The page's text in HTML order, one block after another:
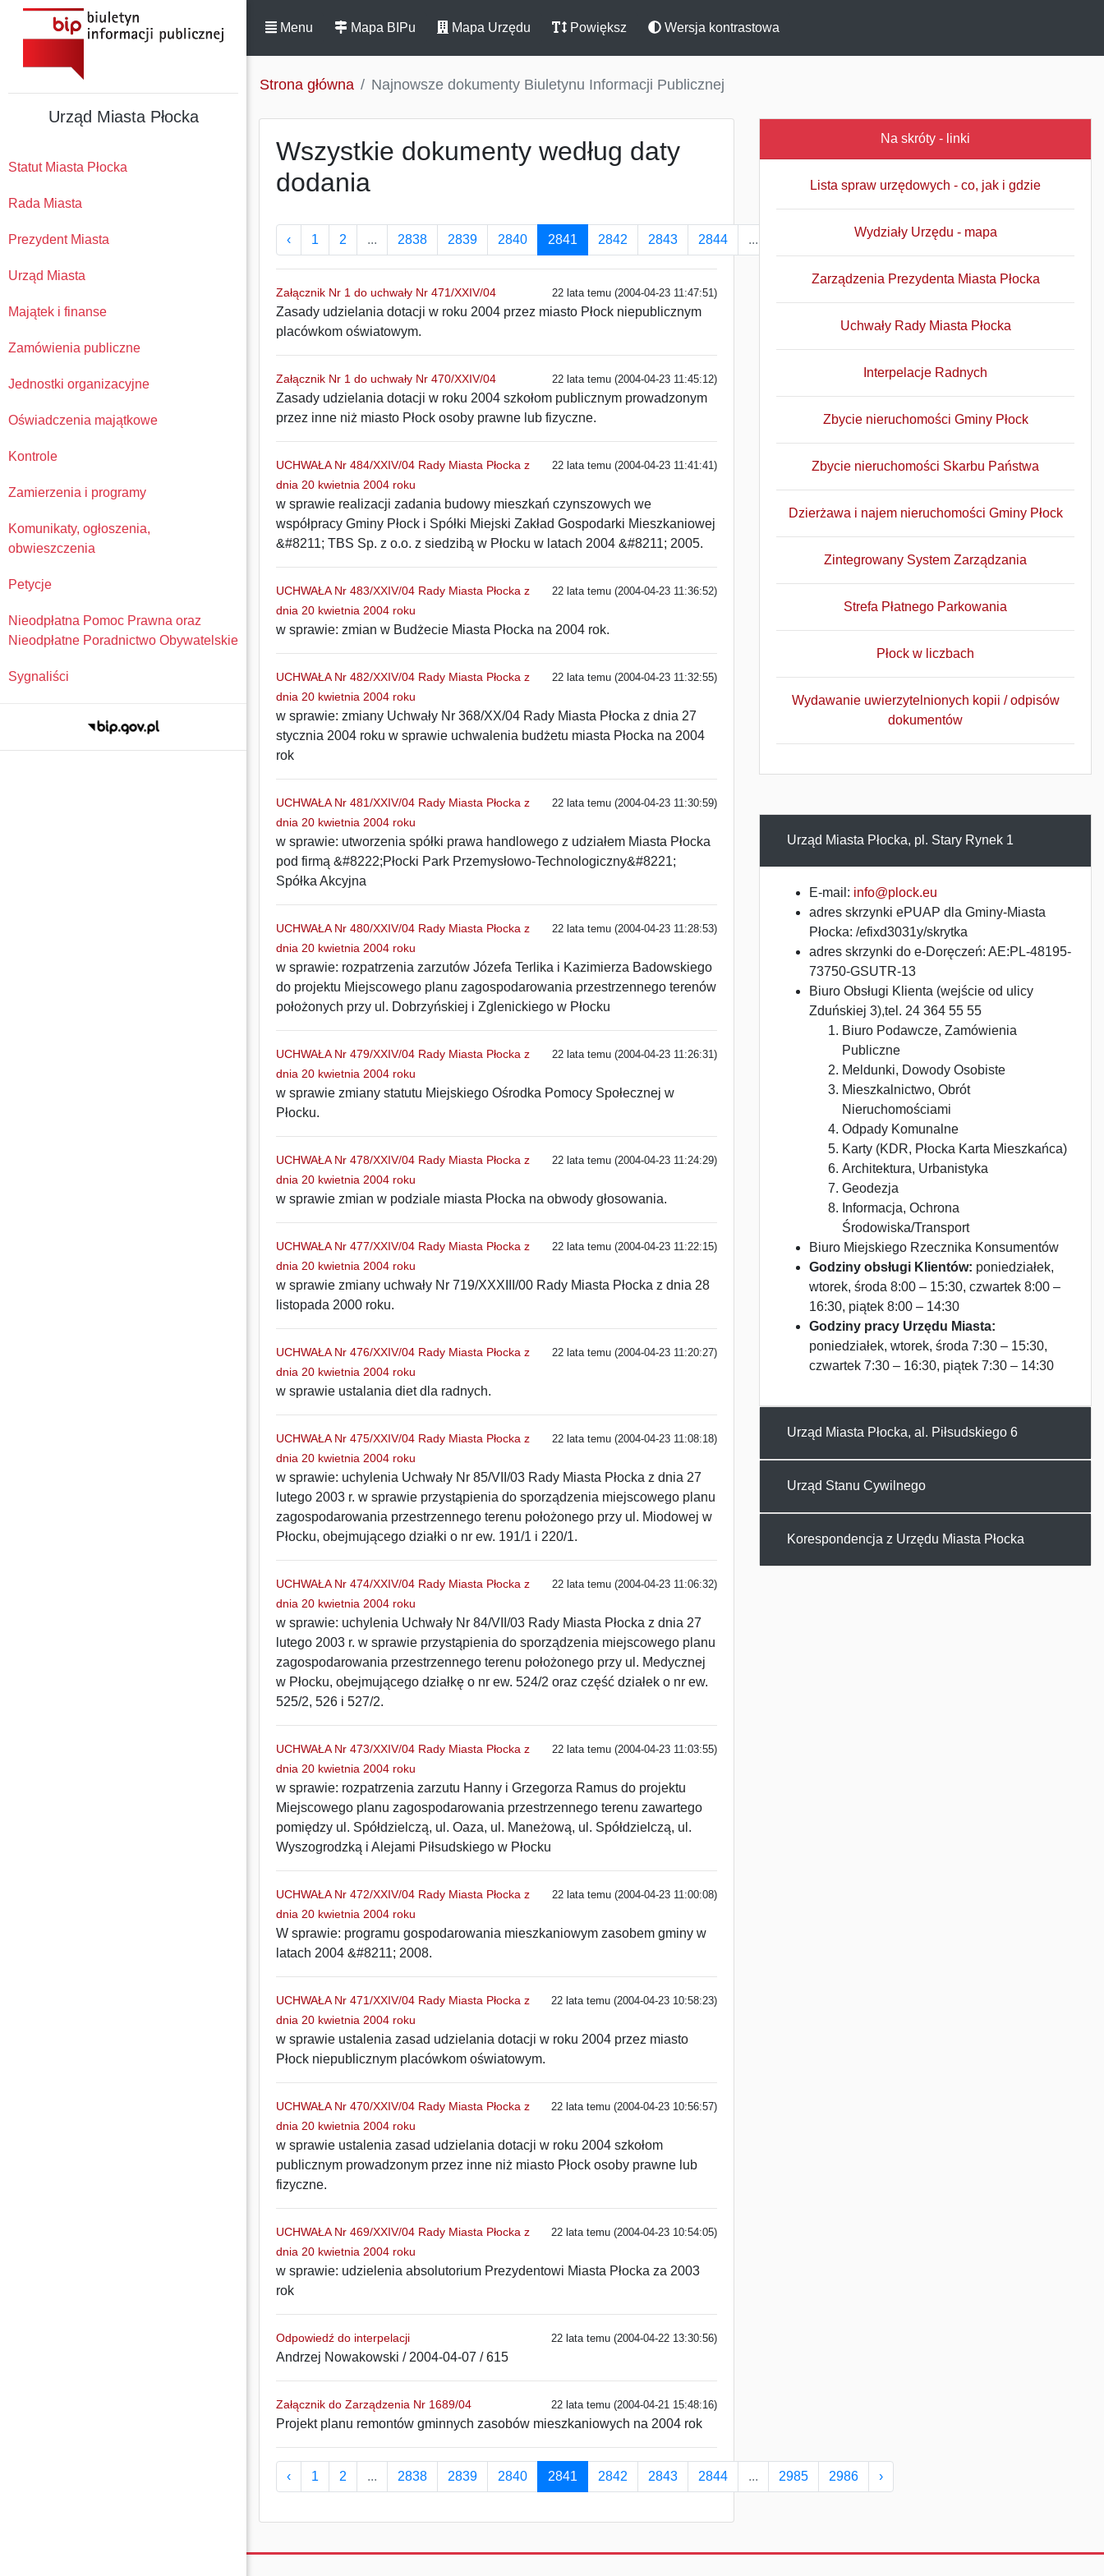
Urząd Miasta Płocka
Statut Miasta Płocka
Rada Miasta
Prezydent Miasta
Urząd Miasta
Majątek i finanse
Zamówienia publiczne
Jednostki organizacyjne
Oświadczenia majątkowe
Kontrole
Zamierzenia i programy
Komunikaty, ogłoszenia,
obwieszczenia
Petycje
Nieodpłatna Pomoc Prawna oraz
Nieodpłatne Poradnictwo Obywatelskie
Sygnaliści
Menu Mapa BIPu Mapa Urzędu Powiększ Wersja kontrastowa
Strona główna Najnowsze dokumenty Biuletynu Informacji Publicznej
Wszystkie dokumenty według daty
dodania
‹ 1 2 ... 2838 2839 2840 2841 2842 2843 2844 ... 2986 ›
22 lata temu (2004-04-23 11:47:51)
Załącznik Nr 1 do uchwały Nr 471/XXIV/04
Zasady udzielania dotacji w roku 2004 przez miasto Płock niepublicznym
placówkom oświatowym.
22 lata temu (2004-04-23 11:45:12)
Załącznik Nr 1 do uchwały Nr 470/XXIV/04
Zasady udzielania dotacji w roku 2004 szkołom publicznym prowadzonym
przez inne niż miasto Płock osoby prawne lub fizyczne.
22 lata temu (2004-04-23 11:41:41)
UCHWAŁA Nr 484/XXIV/04 Rady Miasta Płocka z
dnia 20 kwietnia 2004 roku
w sprawie realizacji zadania budowy mieszkań czynszowych we
współpracy Gminy Płock i Spółki Miejski Zakład Gospodarki Mieszkaniowej
&#8211; TBS Sp. z o.o. z siedzibą w Płocku w latach 2004 &#8211; 2005.
22 lata temu (2004-04-23 11:36:52)
UCHWAŁA Nr 483/XXIV/04 Rady Miasta Płocka z
dnia 20 kwietnia 2004 roku
w sprawie: zmian w Budżecie Miasta Płocka na 2004 rok.
22 lata temu (2004-04-23 11:32:55)
UCHWAŁA Nr 482/XXIV/04 Rady Miasta Płocka z
dnia 20 kwietnia 2004 roku
w sprawie: zmiany Uchwały Nr 368/XX/04 Rady Miasta Płocka z dnia 27
stycznia 2004 roku w sprawie uchwalenia budżetu miasta Płocka na 2004
rok
22 lata temu (2004-04-23 11:30:59)
UCHWAŁA Nr 481/XXIV/04 Rady Miasta Płocka z
dnia 20 kwietnia 2004 roku
w sprawie: utworzenia spółki prawa handlowego z udziałem Miasta Płocka
pod firmą &#8222;Płocki Park Przemysłowo-Technologiczny&#8221;
Spółka Akcyjna
22 lata temu (2004-04-23 11:28:53)
UCHWAŁA Nr 480/XXIV/04 Rady Miasta Płocka z
dnia 20 kwietnia 2004 roku
w sprawie: rozpatrzenia zarzutów Józefa Terlika i Kazimierza Badowskiego
do projektu Miejscowego planu zagospodarowania przestrzennego terenów
położonych przy ul. Dobrzyńskiej i Zglenickiego w Płocku
22 lata temu (2004-04-23 11:26:31)
UCHWAŁA Nr 479/XXIV/04 Rady Miasta Płocka z
dnia 20 kwietnia 2004 roku
w sprawie zmiany statutu Miejskiego Ośrodka Pomocy Społecznej w
Płocku.
22 lata temu (2004-04-23 11:24:29)
UCHWAŁA Nr 478/XXIV/04 Rady Miasta Płocka z
dnia 20 kwietnia 2004 roku
w sprawie zmian w podziale miasta Płocka na obwody głosowania.
22 lata temu (2004-04-23 11:22:15)
UCHWAŁA Nr 477/XXIV/04 Rady Miasta Płocka z
dnia 20 kwietnia 2004 roku
w sprawie zmiany uchwały Nr 719/XXXIII/00 Rady Miasta Płocka z dnia 28
listopada 2000 roku.
22 lata temu (2004-04-23 11:20:27)
UCHWAŁA Nr 476/XXIV/04 Rady Miasta Płocka z
dnia 20 kwietnia 2004 roku
w sprawie ustalania diet dla radnych.
22 lata temu (2004-04-23 11:08:18)
UCHWAŁA Nr 475/XXIV/04 Rady Miasta Płocka z
dnia 20 kwietnia 2004 roku
w sprawie: uchylenia Uchwały Nr 85/VII/03 Rady Miasta Płocka z dnia 27
lutego 2003 r. w sprawie przystąpienia do sporządzenia miejscowego planu
zagospodarowania przestrzennego terenu położonego przy ul. Miodowej w
Płocku, obejmującego działki o nr ew. 191/1 i 220/1.
22 lata temu (2004-04-23 11:06:32)
UCHWAŁA Nr 474/XXIV/04 Rady Miasta Płocka z
dnia 20 kwietnia 2004 roku
w sprawie: uchylenia Uchwały Nr 84/VII/03 Rady Miasta Płocka z dnia 27
lutego 2003 r. w sprawie przystąpienia do sporządzenia miejscowego planu
zagospodarowania przestrzennego terenu położonego przy ul. Medycznej
w Płocku, obejmującego działkę o nr ew. 524/2 oraz część działek o nr ew.
525/2, 526 i 527/2.
22 lata temu (2004-04-23 11:03:55)
UCHWAŁA Nr 473/XXIV/04 Rady Miasta Płocka z
dnia 20 kwietnia 2004 roku
w sprawie: rozpatrzenia zarzutu Hanny i Grzegorza Ramus do projektu
Miejscowego planu zagospodarowania przestrzennego terenu zawartego
pomiędzy ul. Spółdzielczą, ul. Oaza, ul. Maneżową, ul. Spółdzielczą, ul.
Wyszogrodzką i Alejami Piłsudskiego w Płocku
22 lata temu (2004-04-23 11:00:08)
UCHWAŁA Nr 472/XXIV/04 Rady Miasta Płocka z
dnia 20 kwietnia 2004 roku
W sprawie: programu gospodarowania mieszkaniowym zasobem gminy w
latach 2004 &#8211; 2008.
22 lata temu (2004-04-23 10:58:23)
UCHWAŁA Nr 471/XXIV/04 Rady Miasta Płocka z
dnia 20 kwietnia 2004 roku
w sprawie ustalenia zasad udzielania dotacji w roku 2004 przez miasto
Płock niepublicznym placówkom oświatowym.
22 lata temu (2004-04-23 10:56:57)
UCHWAŁA Nr 470/XXIV/04 Rady Miasta Płocka z
dnia 20 kwietnia 2004 roku
w sprawie ustalenia zasad udzielania dotacji w roku 2004 szkołom
publicznym prowadzonym przez inne niż miasto Płock osoby prawne lub
fizyczne.
22 lata temu (2004-04-23 10:54:05)
UCHWAŁA Nr 469/XXIV/04 Rady Miasta Płocka z
dnia 20 kwietnia 2004 roku
w sprawie: udzielenia absolutorium Prezydentowi Miasta Płocka za 2003
rok
22 lata temu (2004-04-22 13:30:56)
Odpowiedź do interpelacji
Andrzej Nowakowski / 2004-04-07 / 615
22 lata temu (2004-04-21 15:48:16)
Załącznik do Zarządzenia Nr 1689/04
Projekt planu remontów gminnych zasobów mieszkaniowych na 2004 rok
‹ 1 2 ... 2838 2839 2840 2841 2842 2843 2844 ... 2985 2986 ›
Na skróty - linki
Lista spraw urzędowych - co, jak i gdzie
Wydziały Urzędu - mapa
Zarządzenia Prezydenta Miasta Płocka
Uchwały Rady Miasta Płocka
Interpelacje Radnych
Zbycie nieruchomości Gminy Płock
Zbycie nieruchomości Skarbu Państwa
Dzierżawa i najem nieruchomości Gminy Płock
Zintegrowany System Zarządzania
Strefa Płatnego Parkowania
Płock w liczbach
Wydawanie uwierzytelnionych kopii / odpisów
dokumentów
Urząd Miasta Płocka, pl. Stary Rynek 1
E-mail: info@plock.eu
adres skrzynki ePUAP dla Gminy-Miasta
Płocka: /efixd3031y/skrytka
adres skrzynki do e-Doręczeń: AE:PL-48195-
73750-GSUTR-13
Biuro Obsługi Klienta (wejście od ulicy
Zduńskiej 3),tel. 24 364 55 55
Biuro Podawcze, Zamówienia
Publiczne
Meldunki, Dowody Osobiste
Mieszkalnictwo, Obrót
Nieruchomościami
Odpady Komunalne
Karty (KDR, Płocka Karta Mieszkańca)
Architektura, Urbanistyka
Geodezja
Informacja, Ochrona
Środowiska/Transport
Biuro Miejskiego Rzecznika Konsumentów
Godziny obsługi Klientów: poniedziałek,
wtorek, środa 8:00 – 15:30, czwartek 8:00 –
16:30, piątek 8:00 – 14:30
Godziny pracy Urzędu Miasta:
poniedziałek, wtorek, środa 7:30 – 15:30,
czwartek 7:30 – 16:30, piątek 7:30 – 14:30
Urząd Miasta Płocka, al. Piłsudskiego 6
Urząd Stanu Cywilnego
Korespondencja z Urzędu Miasta Płocka